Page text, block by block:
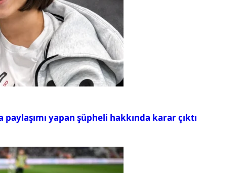
paylaşımı yapan şüpheli hakkında karar çıktı